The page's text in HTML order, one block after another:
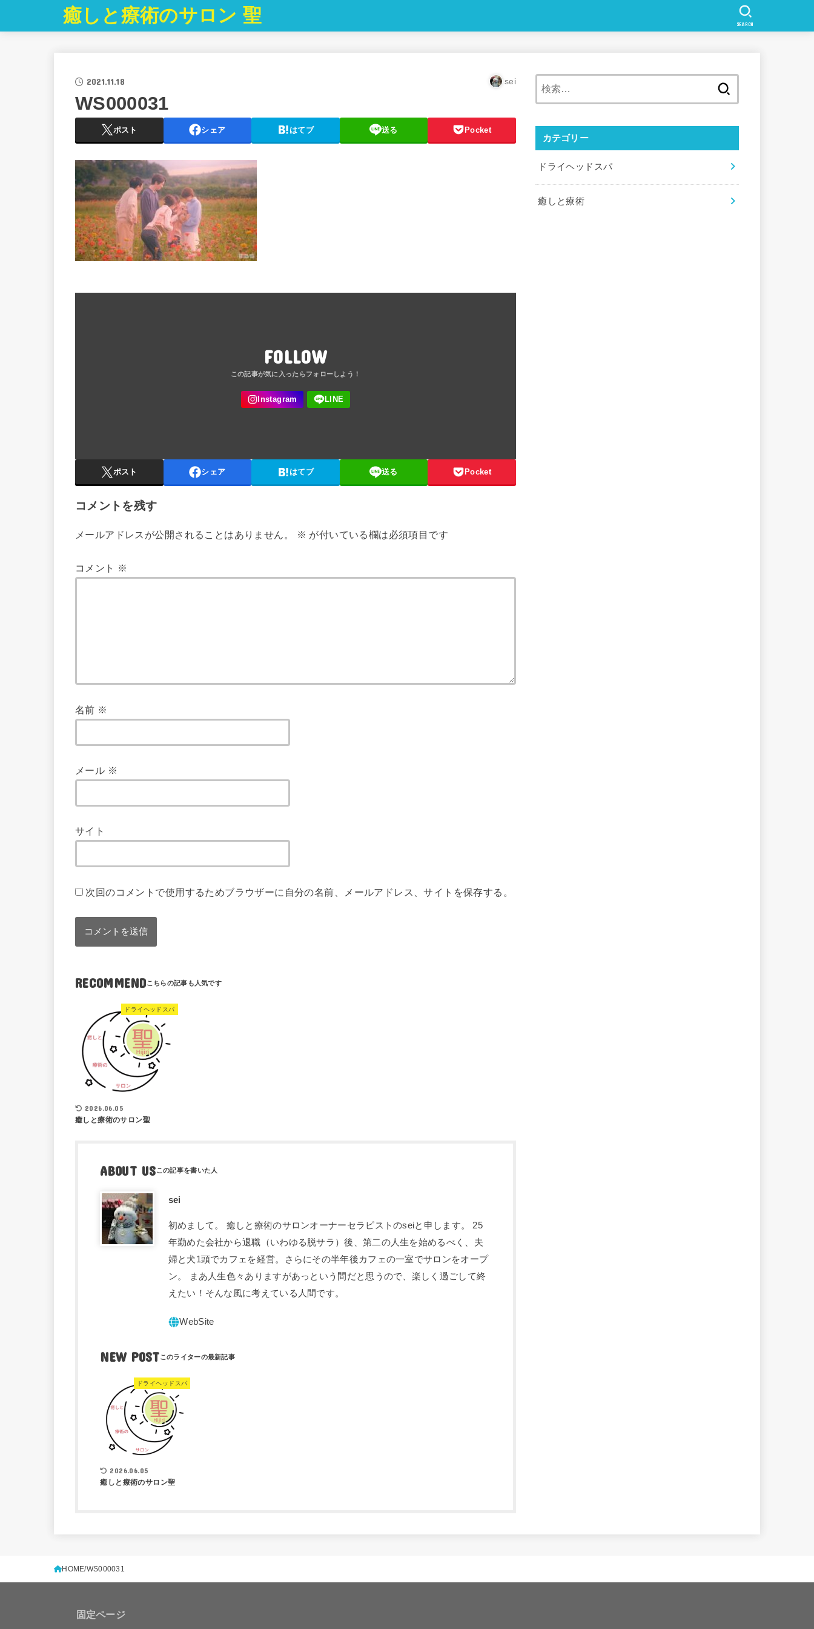
癒しと療術のサロン 聖 SEARCH
2021.11.18 sei
WS000031
ポスト シェア はてブ 送る Pocket
FOLLOW
ポスト シェア はてブ 送る Pocket
コメントを残す
メールアドレスが公開されることはありません。 ※ が付いている欄は必須項目です
コメント ※
名前 ※
メール ※
サイト
次回のコメントで使用するためブラウザーに自分の名前、メールアドレス、サイトを保存する。
RECOMMEND
ドライヘッドスパ
2026.06.05
癒しと療術のサロン聖
ABOUT US
sei
初めまして。 癒しと療術のサロンオーナーセラピストのseiと申します。 25
年勤めた会社から退職（いわゆる脱サラ）後、第二の人生を始めるべく、夫
婦と犬1頭でカフェを経営。さらにその半年後カフェの一室でサロンをオープ
ン。 まあ人生色々ありますがあっという間だと思うので、楽しく過ごして終
えたい！そんな風に考えている人間です。
NEW POST
ドライヘッドスパ
2026.06.05
癒しと療術のサロン聖
カテゴリー
ドライヘッドスパ
癒しと療術
HOME WS000031
固定ページ